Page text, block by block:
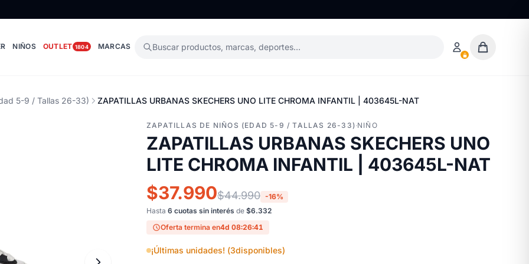
NIÑOS OUTLET 1804 MARCAS Buscar productos, marcas, deportes…
5-9 / Tallas 26-33) ZAPATILLAS URBANAS SKECHERS UNO LITE CHROMA INFANTIL | 403645L-NAT
ZAPATILLAS DE NIÑOS (EDAD 5-9 / TALLAS 26-33)·NIÑO
ZAPATILLAS URBANAS SKECHERS UNO
LITE CHROMA INFANTIL | 403645L-NAT
$37.990$44.990 -16%
Hasta 6 cuotas sin interés de $6.332
Oferta termina en4d 08:26:40
¡Últimas unidades! (3disponibles)